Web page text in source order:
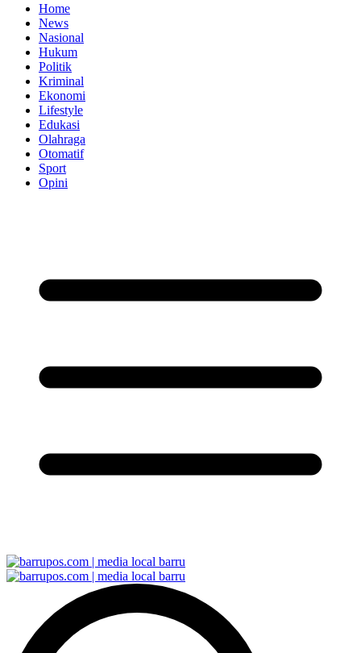
Home
News
Nasional
Hukum
Politik
Kriminal
Ekonomi
Lifestyle
Edukasi
Olahraga
Otomatif
Sport
Opini